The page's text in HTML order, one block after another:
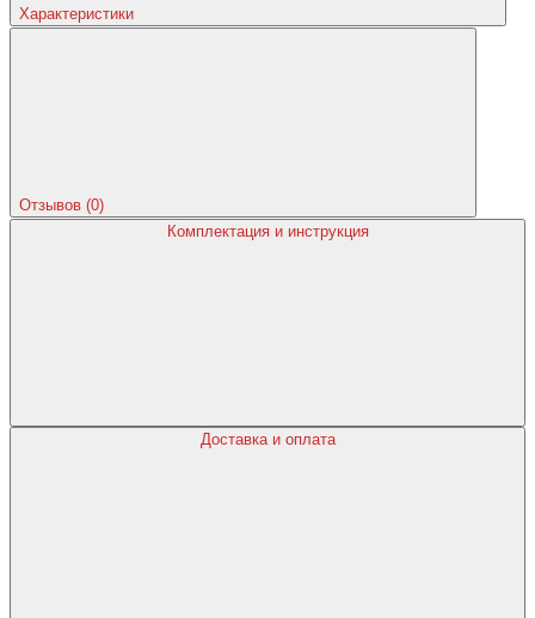
Характеристики
Отзывов (0)
Комплектация и инструкция
Доставка и оплата